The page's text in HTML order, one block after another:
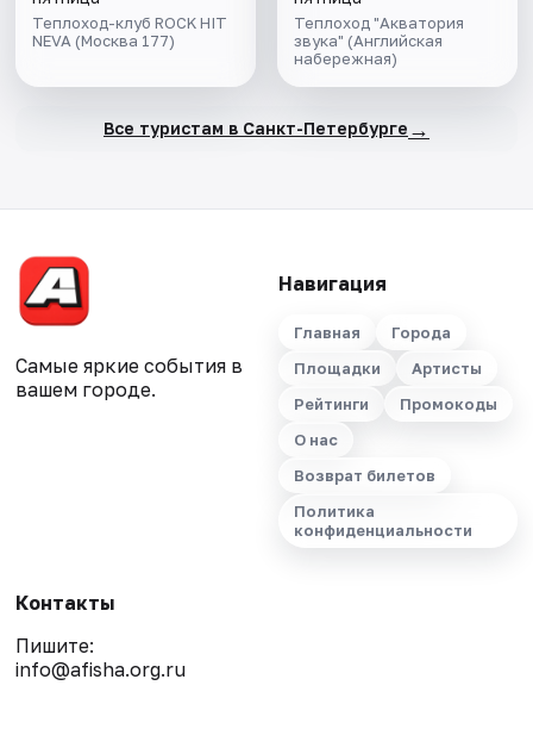
Теплоход-клуб ROCK HIT
NEVA (Москва 177)
экскурсией и живой
музыкой в тёплом
салоне теплохода
Теплоход "Акватория
звука" (Английская
набережная)
Все туристам в Санкт-Петербурге →
Самые яркие события в
вашем городе.
Навигация
Главная
Города
Площадки
Артисты
Рейтинги
Промокоды
О нас
Возврат билетов
Политика
конфиденциальности
Контакты
Пишите:
info@afisha.org.ru